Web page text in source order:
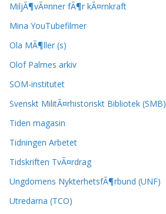
MiljÃ¶vÃ¤nner fÃ¶r kÃ¤rnkraft
Mina YouTubefilmer
Ola MÃ¶ller (s)
Olof Palmes arkiv
SOM-institutet
Svenskt MilitÃ¤rhistoriskt Bibliotek (SMB)
Tiden magasin
Tidningen Arbetet
Tidskriften TvÃ¤rdrag
Ungdomens NykterhetsfÃ¶rbund (UNF)
Utredarna (TCO)